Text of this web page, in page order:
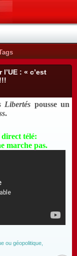
: « c’est
Libertés pousse un
.
télé:
marche pas.
ou géopolitique,